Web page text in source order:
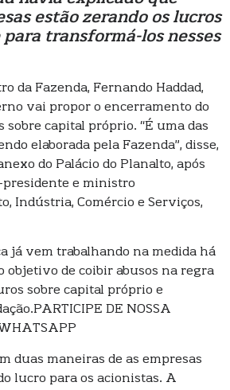
estão zerando os lucros
transformá-los nesses
da Fazenda, Fernando Haddad,
vai propor o encerramento do
sobre capital próprio. “É uma das
elaborada pela Fazenda”, disse,
do Palácio do Planalto, após
e ministro
Indústria, Comércio e Serviços,
já vem trabalhando na medida há
objetivo de coibir abusos na regra
sobre capital próprio e
DE NOSSA
duas maneiras de as empresas
lucro para os acionistas. A